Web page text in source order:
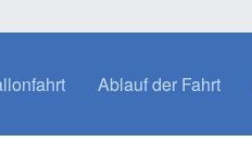
Ablauf der Fahrt